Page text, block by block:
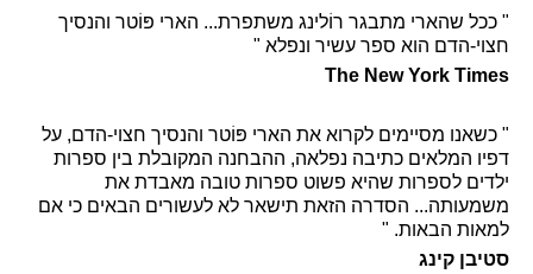
" ככל שהארי מתבגר רוֹלינג משתפרת... הארי פּוֹטר והנסיך
חצוי-הדם הוא ספר עשיר ונפלא "
The New York Times
" כשאנו מסיימים לקרוא את הארי פּוֹטר והנסיך חצוי-הדם, על
דפיו המלאים כתיבה נפלאה, ההבחנה המקובלת בין ספרות
ילדים לספרות שהיא פשוט ספרות טובה מאבדת את
משמעותה... הסדרה הזאת תישאר לא לעשורים הבאים כי אם
למאות הבאות. "
סטיבן קינג